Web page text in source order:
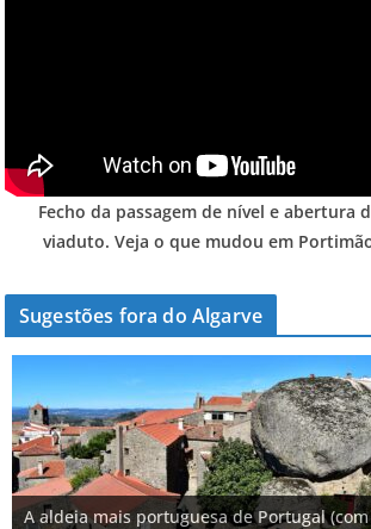
Fecho da passagem de nível e abertura
viaduto. Veja o que mudou em
Sugestões fora do Algarve
A aldeia mais portuguesa de Portugal (com